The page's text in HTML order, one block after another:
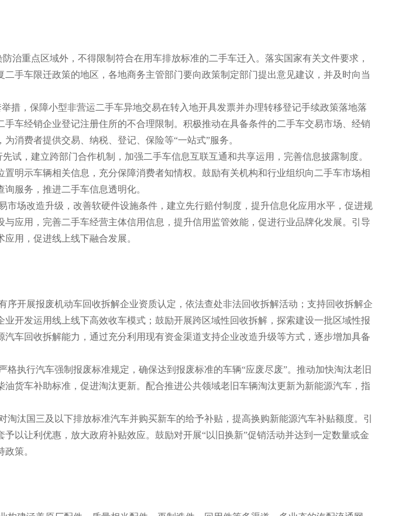
重点区域外，不得限制符合在用车排放标准的二手车迁入。落实国家有关文件要求，
手车限迁政策的地区，各地商务主管部门要向政策制定部门提出意见建议，并及时向当
，保障小型非营运二手车异地交易在转入地开具发票并办理转移登记手续政策落地落
车经销企业登记注册住所的不合理限制。积极推动在具备条件的二手车交易市场、经销
消费者提供交易、纳税、登记、保险等“一站式”服务。
，建立跨部门合作机制，加强二手车信息互联互通和共享运用，完善信息披露制度。
明示车辆相关信息，充分保障消费者知情权。鼓励有关机构和行业组织向二手车市场相
服务，推进二手车信息透明化。
场改造升级，改善软硬件设施条件，建立先行赔付制度，提升信息化应用水平，促进规
应用，完善二手车经营主体信用信息，提升信用监管效能，促进行业品牌化发展。引导
用，促进线上线下融合发展。
开展报废机动车回收拆解企业资质认定，依法查处非法回收拆解活动；支持回收拆解企
开发运用线上线下高效收车模式；鼓励开展跨区域性回收拆解，探索建设一批区域性报
车回收拆解能力，通过充分利用现有资金渠道支持企业改造升级等方式，逐步增加具备
执行汽车强制报废标准规定，确保达到报废标准的车辆“应废尽废”。推动加快淘汰老旧
货车补助标准，促进淘汰更新。配合推进公共领域老旧车辆淘汰更新为新能源汽车，指
汰国三及以下排放标准汽车并购买新车的给予补贴，提高换购新能源汽车补贴额度。引
以让利优惠，放大政府补贴效应。鼓励对开展“以旧换新”促销活动并达到一定数量或金
策。